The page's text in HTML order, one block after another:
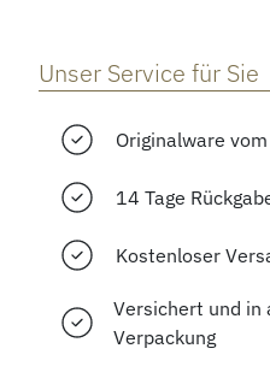
Unser Service für Sie
Originalware
14 Tage
Kostenloser
Versichert und in
Verpackung